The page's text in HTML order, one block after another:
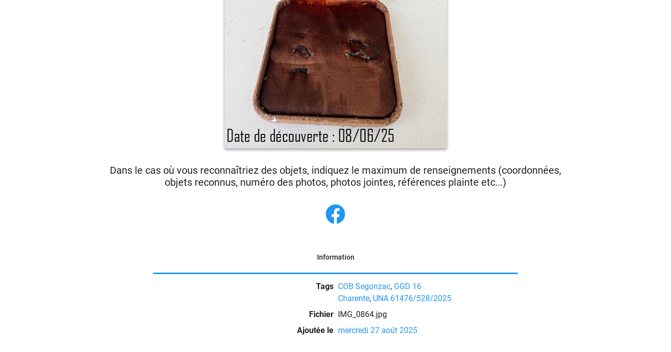
Dans le cas où vous reconnaîtriez des objets, indiquez le maximum de renseignements (coordonnées,
objets reconnus, numéro des photos, photos jointes, références plainte etc...)
Information
Tags COB Segonzac, GGD 16
Charente, UNA 61476/528/2025
Fichier
IMG_0864.jpg
Ajoutée le mercredi 27 août 2025